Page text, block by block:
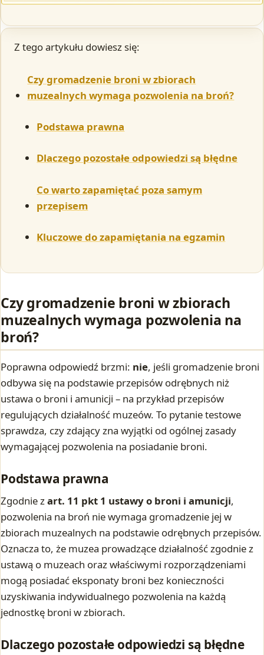
Z tego artykułu dowiesz się:
Czy gromadzenie broni w zbiorach
muzealnych wymaga pozwolenia na broń?
Podstawa prawna
Dlaczego pozostałe odpowiedzi są błędne
Co warto zapamiętać poza samym
przepisem
Kluczowe do zapamiętania na egzamin
Czy gromadzenie broni w zbiorach
muzealnych wymaga pozwolenia na
broń?
Poprawna odpowiedź brzmi: nie, jeśli gromadzenie broni
odbywa się na podstawie przepisów odrębnych niż
ustawa o broni i amunicji – na przykład przepisów
regulujących działalność muzeów. To pytanie testowe
sprawdza, czy zdający zna wyjątki od ogólnej zasady
wymagającej pozwolenia na posiadanie broni.
Podstawa prawna
Zgodnie zart. 11 pkt 1 ustawy o broni i amunicji,
pozwolenia na broń nie wymaga gromadzenie jej w
zbiorach muzealnych na podstawie odrębnych przepisów.
Oznacza to, że muzea prowadzące działalność zgodnie z
ustawą o muzeach oraz właściwymi rozporządzeniami
mogą posiadać eksponaty broni bez konieczności
uzyskiwania indywidualnego pozwolenia na każdą
jednostkę broni w zbiorach.
Dlaczego pozostałe odpowiedzi są błędne